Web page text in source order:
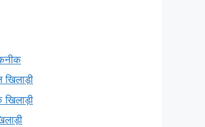
खिलाड़ी
खिलाड़ी